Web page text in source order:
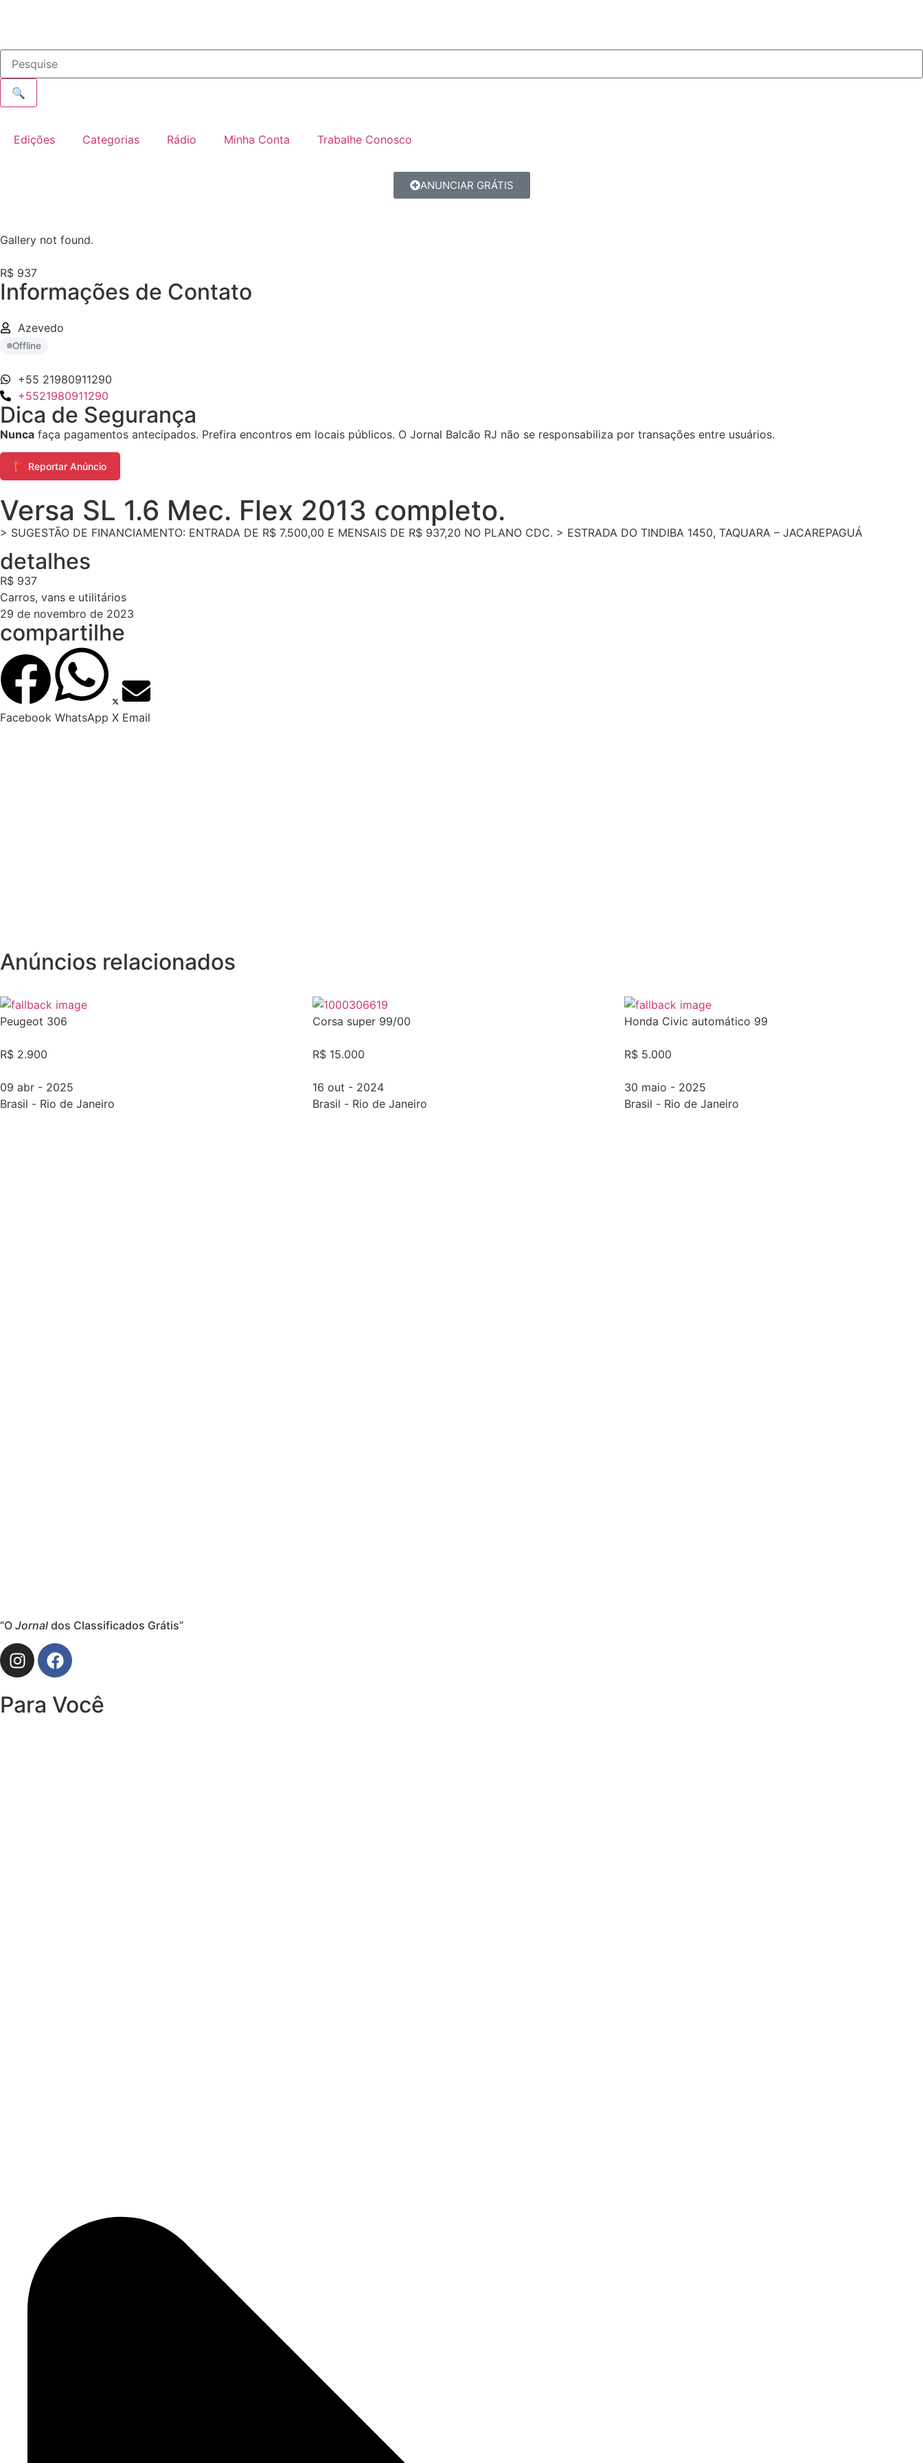
🔍
Edições Categorias Rádio Minha Conta Trabalhe Conosco
ANUNCIAR GRÁTIS
Gallery not found.
R$ 937
Informações de Contato
Azevedo
Offline
+55 21980911290
+5521980911290
Dica de Segurança
Nunca faça pagamentos antecipados. Prefira encontros em locais públicos. O Jornal Balcão RJ não se responsabiliza por transações entre usuários.
🚩 Reportar Anúncio
Versa SL 1.6 Mec. Flex 2013 completo.
> SUGESTÃO DE FINANCIAMENTO: ENTRADA DE R$ 7.500,00 E MENSAIS DE R$ 937,20 NO PLANO CDC. > ESTRADA DO TINDIBA 1450, TAQUARA – JACAREPAGUÁ
detalhes
R$ 937
Carros, vans e utilitários
29 de novembro de 2023
compartilhe
Facebook WhatsApp X Email
Anúncios relacionados
Peugeot 306
R$ 2.900
09 abr - 2025
Brasil - Rio de Janeiro
Corsa super 99/00
R$ 15.000
16 out - 2024
Brasil - Rio de Janeiro
Honda Civic automático 99
R$ 5.000
30 maio - 2025
Brasil - Rio de Janeiro
“O Jornal dos Classificados Grátis”
Para Você